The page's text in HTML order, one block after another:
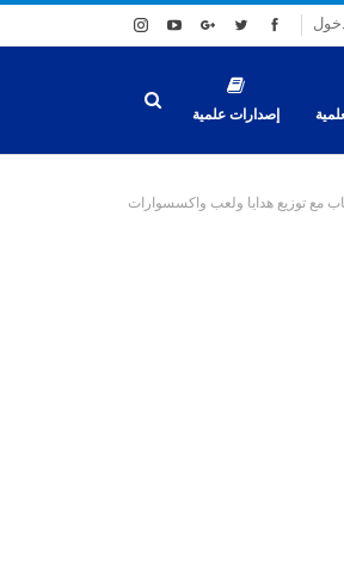
إصدارات علمية
مع توزيع هدايا ولعب واكسسوارات